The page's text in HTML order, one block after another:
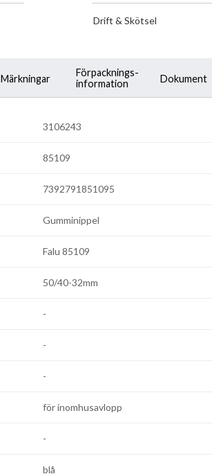
Drift & Skötsel
Märkningar
Förpacknings-
information
Dokument
3106243
85109
7392791851095
Gumminippel
Falu 85109
50/40-32mm
-
-
-
för inomhusavlopp
-
blå